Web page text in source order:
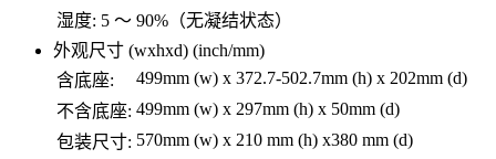
湿度: 5 ～ 90%（无凝结状态）
外观尺寸 (wxhxd) (inch/mm)
含底座:
499mm (w) x 372.7-502.7mm (h) x 202mm (d)
不含底座: 499mm (w) x 297mm (h) x 50mm (d)
包装尺寸: 570mm (w) x 210 mm (h) x380 mm (d)